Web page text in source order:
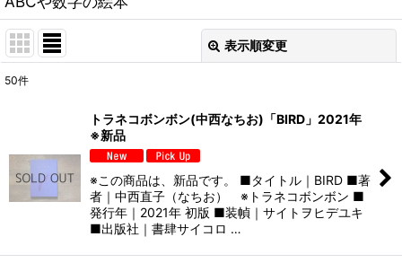
表示順変更
絞り込む
50件
トラネコボンボン(中西なちお)「BIRD」2021年
※新品
※この商品は、新品です。 ■タイトル｜BIRD ■著
者｜中西直子（なちお） ※トラネコボンボン ■
発行年｜2021年 初版 ■装幀｜サイトヲヒデユキ
■出版社｜書肆サイコロ …